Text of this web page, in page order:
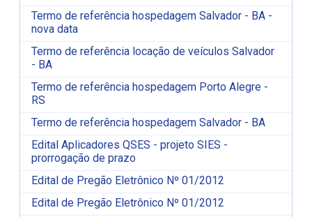
Termo de referência hospedagem Salvador - BA -
nova data
Termo de referência locação de veículos Salvador
- BA
Termo de referência hospedagem Porto Alegre -
RS
Termo de referência hospedagem Salvador - BA
Edital Aplicadores QSES - projeto SIES -
prorrogação de prazo
Edital de Pregão Eletrônico Nº 01/2012
Edital de Pregão Eletrônico Nº 01/2012